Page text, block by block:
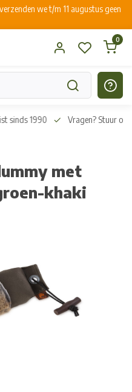
we t/m 11 augustus geen
0
sinds 1990 Vragen? Stuur
met
khaki